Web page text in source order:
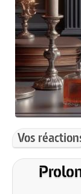
Vos